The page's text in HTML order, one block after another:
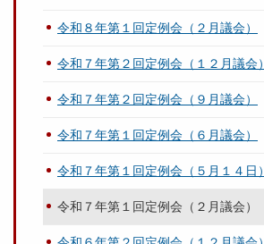
令和８年第１回定例会（２月議会）
令和７年第２回定例会（１２月議会）
令和７年第２回定例会（９月議会）
令和７年第１回定例会（６月議会）
令和７年第１回定例会（５月１４日）
令和７年第１回定例会（２月議会）